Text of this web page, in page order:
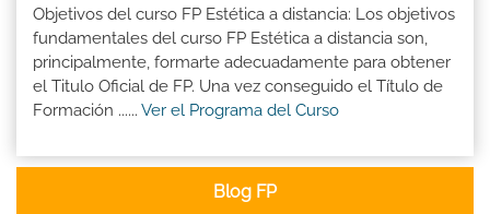
Objetivos del curso FP Estética a distancia: Los objetivos
fundamentales del curso FP Estética a distancia son,
principalmente, formarte adecuadamente para obtener
el Titulo Oficial de FP. Una vez conseguido el Título de
Formación ...... Ver el Programa del Curso
Blog FP